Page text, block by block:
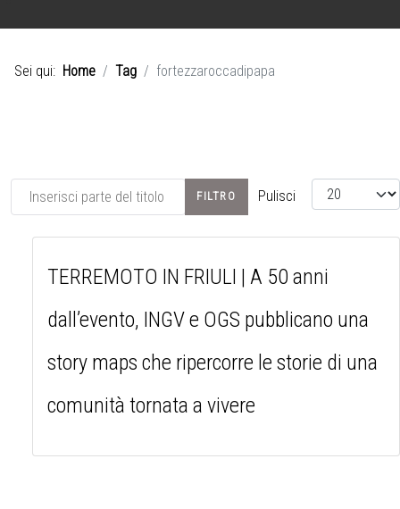
Sei qui: Home Tag fortezzaroccadipapa
Inserisci parte del titolo FILTRO Pulisci Visualizza #
TERREMOTO IN FRIULI | A 50 anni
dall’evento, INGV e OGS pubblicano una
story maps che ripercorre le storie di una
comunità tornata a vivere